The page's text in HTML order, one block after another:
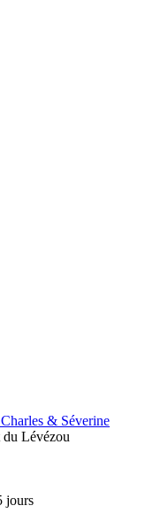
& Séverine
Lévézou
jours